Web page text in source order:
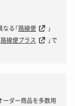
る「路線便
」
路線便プラス
」で
ーダー商品を多数用